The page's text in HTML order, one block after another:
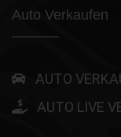
Auto Verkaufen
AUTO
AUTO LIVE